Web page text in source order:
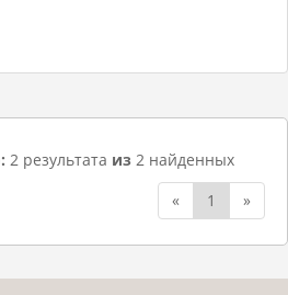
2 результата из 2 найденных
«
1 »